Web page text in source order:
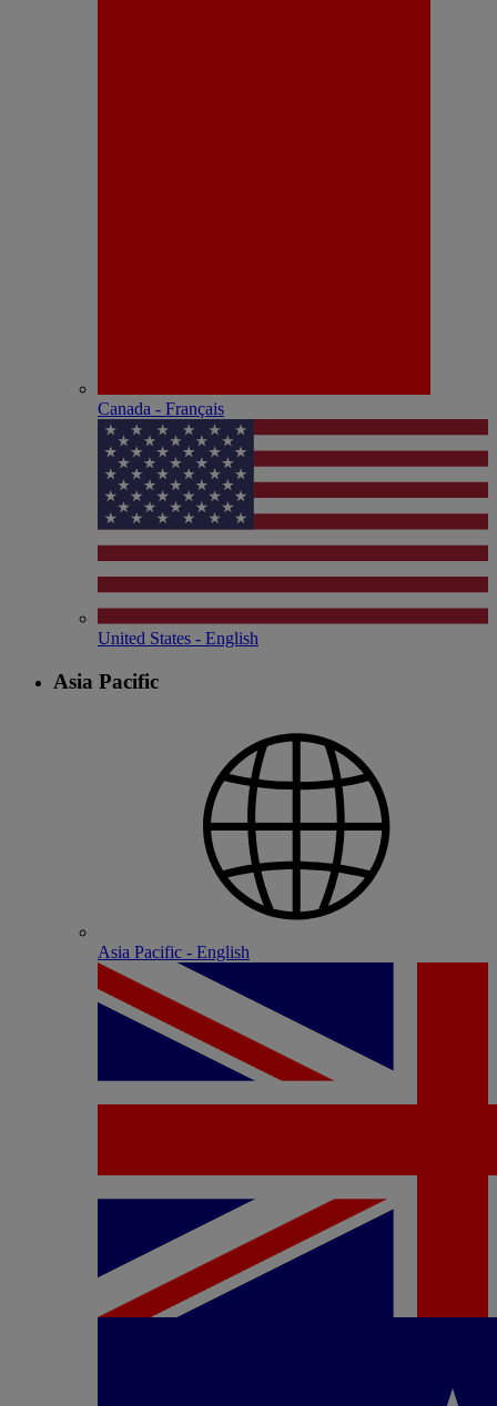
Canada - Français
United States - English
Asia Pacific
Asia Pacific - English